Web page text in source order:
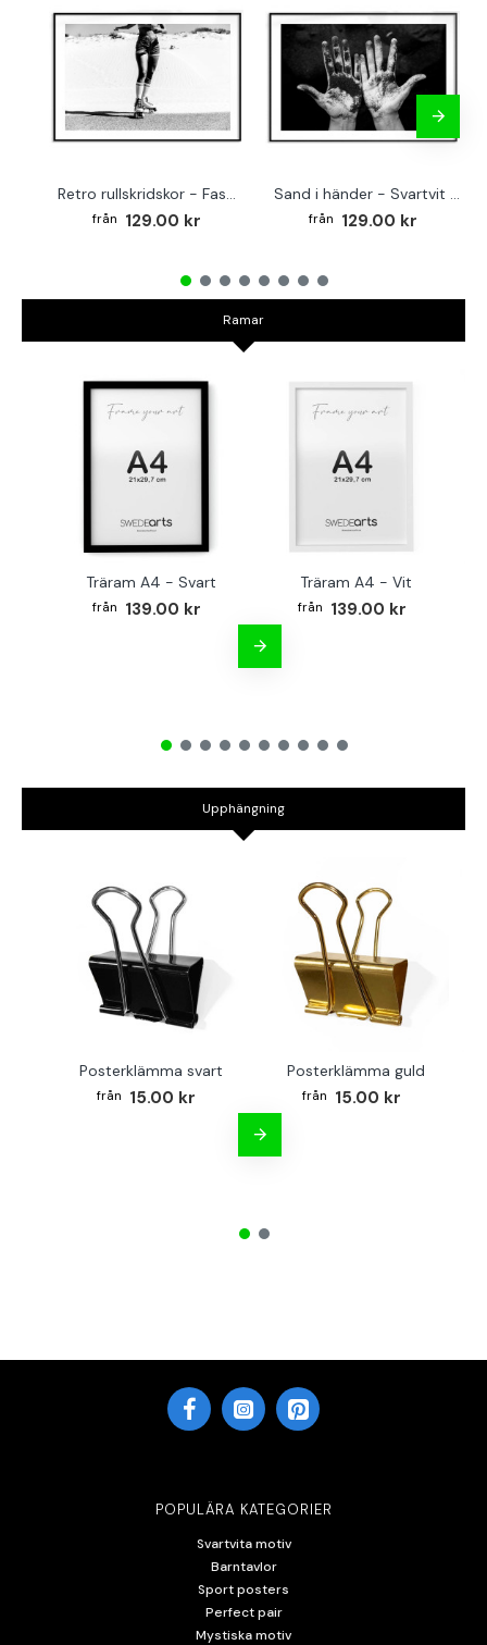
Retro rullskridskor - Fashion sport poster
129.00 kr
Sand i händer - Svartvit affisch
129.00 kr
Ramar
Träram A4 - Svart
139.00 kr
Träram A4 - Vit
139.00 kr
Upphängning
Posterklämma svart
15.00 kr
Posterklämma guld
15.00 kr
POPULÄRA KATEGORIER
Svartvita motiv
Barntavlor
Sport posters
Perfect pair
Mystiska motiv